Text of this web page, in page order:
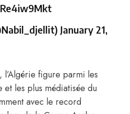
January 21,
figure parmi les
et les plus médiatisée du
avec le record